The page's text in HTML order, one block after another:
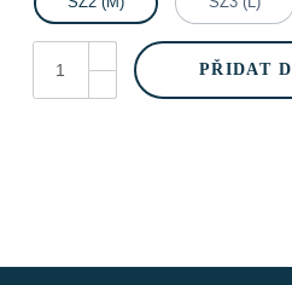
Sight
VLT
PŘIDAT